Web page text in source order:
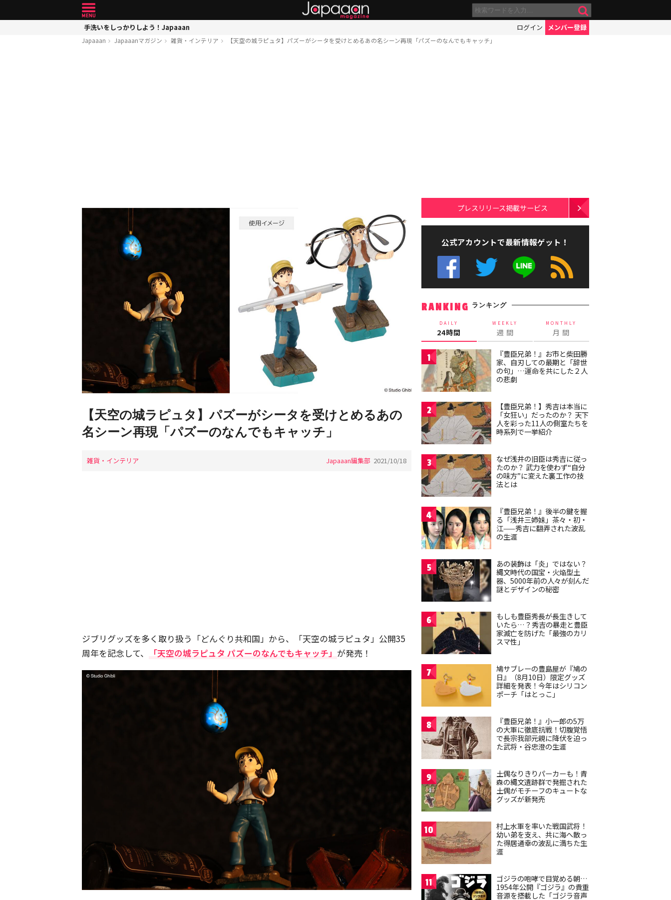
手洗いをしっかりしよう！Japaaan ログイン メンバー登録
Japaaan Japaaanマガジン 雑貨・インテリア 【天空の城ラピュタ】パズーがシータを受けとめるあの名シーン再現「パズーのなんでもキャッチ」
【天空の城ラピュタ】パズーがシータを受けとめるあの
名シーン再現「パズーのなんでもキャッチ」
雑貨・インテリア Japaaan編集部 2021/10/18
ジブリグッズを多く取り扱う「どんぐり共和国」から、「天空の城ラピュタ」公開35
周年を記念して、
「天空の城ラピュタ パズーのなんでもキャッチ」 が発売！
プレスリリース掲載サービス
公式アカウントで最新情報ゲット！
RANKING ランキング
DAILY
24時間
WEEKLY
週 間
MONTHLY
月 間
1
『豊臣兄弟！』お市と柴田勝
家、自刃しての最期と「辞世
の句」…運命を共にした２人
の悲劇
2
【豊臣兄弟！】秀吉は本当に
「女狂い」だったのか？ 天下
人を彩った11人の側室たちを
時系列で一挙紹介
3
なぜ浅井の旧臣は秀吉に従っ
たのか？ 武力を使わず“自分
の味方”に変えた裏工作の技
法とは
4
『豊臣兄弟！』後半の鍵を握
る「浅井三姉妹」茶々・初・
江——秀吉に翻弄された波乱
の生涯
5
あの装飾は「炎」ではない？
縄文時代の国宝・火焔型土
器、5000年前の人々が刻んだ
謎とデザインの秘密
6
もしも豊臣秀長が長生きして
いたら…？秀吉の暴走と豊臣
家滅亡を防げた「最強のカリ
スマ性」
7
鳩サブレーの豊島屋が『鳩の
日』（8月10日）限定グッズ
詳細を発表！今年はシリコン
ポーチ「はとっこ」
8
『豊臣兄弟！』小一郎の5万
の大軍に徹底抗戦！切腹覚悟
で長宗我部元親に降伏を迫っ
た武将・谷忠澄の生涯
9
土偶なりきりパーカーも！青
森の縄文遺跡群で発掘された
土偶がモチーフのキュートな
グッズが新発売
10
村上水軍を率いた戦国武将！
幼い弟を支え、共に海へ散っ
た得居通幸の波乱に満ちた生
涯
11
ゴジラの咆哮で目覚める朝…
1954年公開『ゴジラ』の貴重
音源を搭載した「ゴジラ音声